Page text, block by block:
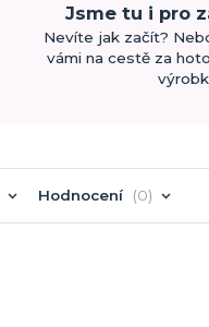
Jsme tu i pro
Nevíte jak začít?
vámi na cestě za
Hodnocení 0